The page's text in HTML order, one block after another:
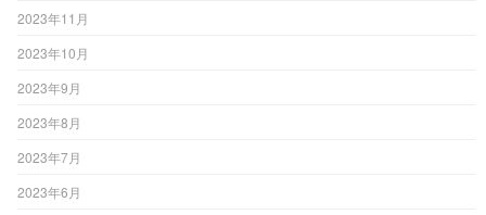
2023年11月
2023年10月
2023年9月
2023年8月
2023年7月
2023年6月